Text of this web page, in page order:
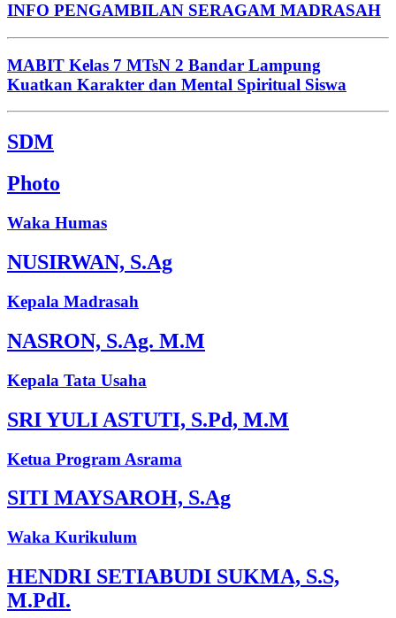
INFO PENGAMBILAN SERAGAM MADRASAH
MABIT Kelas 7 MTsN 2 Bandar Lampung
Kuatkan Karakter dan Mental Spiritual Siswa
SDM
Photo
Waka Humas
NUSIRWAN, S.Ag
Kepala Madrasah
NASRON, S.Ag. M.M
Kepala Tata Usaha
SRI YULI ASTUTI, S.Pd, M.M
Ketua Program Asrama
SITI MAYSAROH, S.Ag
Waka Kurikulum
HENDRI SETIABUDI SUKMA, S.S,
M.PdI.